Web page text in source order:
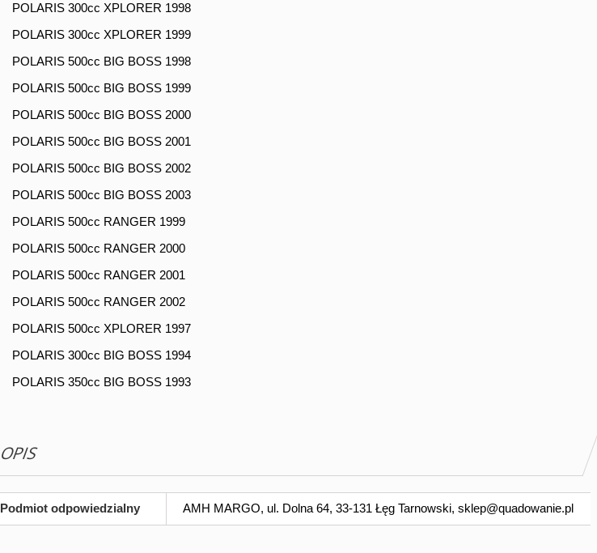
POLARIS 300cc XPLORER 1998
POLARIS 300cc XPLORER 1999
POLARIS 500cc BIG BOSS 1998
POLARIS 500cc BIG BOSS 1999
POLARIS 500cc BIG BOSS 2000
POLARIS 500cc BIG BOSS 2001
POLARIS 500cc BIG BOSS 2002
POLARIS 500cc BIG BOSS 2003
POLARIS 500cc RANGER 1999
POLARIS 500cc RANGER 2000
POLARIS 500cc RANGER 2001
POLARIS 500cc RANGER 2002
POLARIS 500cc XPLORER 1997
POLARIS 300cc BIG BOSS 1994
POLARIS 350cc BIG BOSS 1993
OPIS
Podmiot odpowiedzialny AMH MARGO, ul. Dolna 64, 33-131 Łęg Tarnowski, sklep@quadowanie.pl